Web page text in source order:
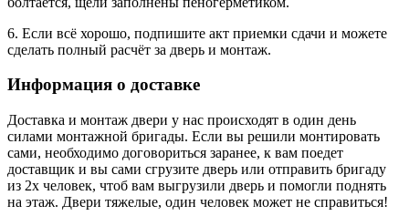
6. Если всё хорошо, подпишите акт приемки сдачи и можете
сделать полный расчёт за дверь и монтаж.
Информация о доставке
Доставка и монтаж двери у нас происходят в один день
силами монтажной бригады. Если вы решили монтировать
сами, необходимо договориться заранее, к вам поедет
доставщик и вы сами сгрузите дверь или отправить бригаду
из 2х человек, чтоб вам выгрузили дверь и помогли поднять
на этаж. Двери тяжелые, один человек может не справиться!